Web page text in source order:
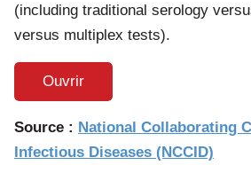
(including traditional serology
versus multiplex tests).
Ouvrir
Source : National Collaborating
Infectious Diseases (NCCID)